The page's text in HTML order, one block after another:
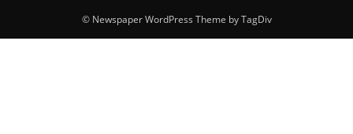
© Newspaper WordPress Theme by TagDiv